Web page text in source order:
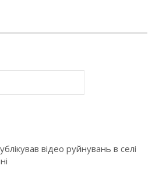
відео руйнувань в селі